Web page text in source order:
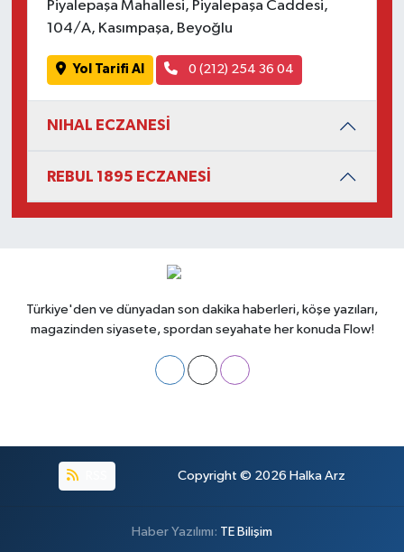
Piyalepaşa Mahallesi, Piyalepaşa Caddesi,
104/A, Kasımpaşa, Beyoğlu
Yol Tarifi Al 0 (212) 254 36 04
NIHAL ECZANESİ
REBUL 1895 ECZANESİ
Türkiye'den ve dünyadan son dakika haberleri, köşe yazıları,
magazinden siyasete, spordan seyahate her konuda Flow!
Copyright © 2026 Halka Arz
Haber Yazılımı: TE Bilişim